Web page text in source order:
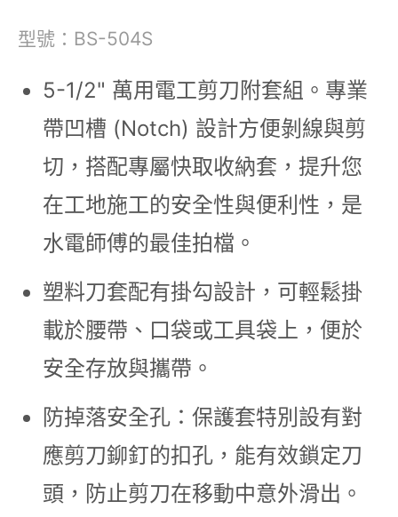
型號：BS-504S
5-1/2" 萬用電工剪刀附套組。專業
帶凹槽 (Notch) 設計方便剝線與剪
切，搭配專屬快取收納套，提升您
在工地施工的安全性與便利性，是
水電師傅的最佳拍檔。
塑料刀套配有掛勾設計，可輕鬆掛
載於腰帶、口袋或工具袋上，便於
安全存放與攜帶。
防掉落安全孔：保護套特別設有對
應剪刀鉚釘的扣孔，能有效鎖定刀
頭，防止剪刀在移動中意外滑出。